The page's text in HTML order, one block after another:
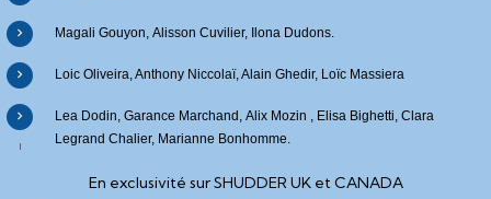
Magali Gouyon, Alisson Cuvilier, Ilona Dudons.
Loic Oliveira, Anthony Niccolaï, Alain Ghedir, Loïc Massiera
Lea Dodin, Garance Marchand, Alix Mozin , Elisa Bighetti, Clara
Legrand Chalier, Marianne Bonhomme.
En exclusivité sur SHUDDER UK et CANADA